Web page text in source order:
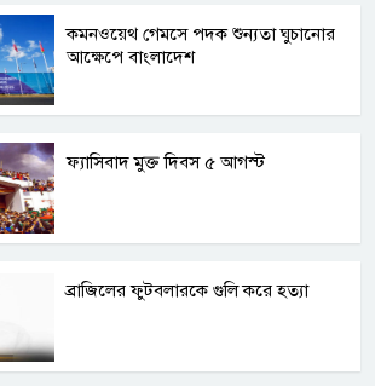
কমনওয়েথ গেমসে পদক শুন্যতা ঘুচানোর
আক্ষেপে বাংলাদেশ
ফ্যাসিবাদ মুক্ত দিবস ৫ আগস্ট
ব্রাজিলের ফুটবলারকে গুলি করে হত্যা